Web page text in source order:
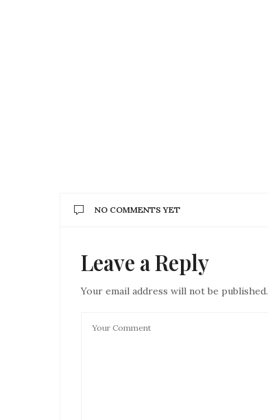
NO COMMENTS YET
Leave a Reply
Your email address will not be published.